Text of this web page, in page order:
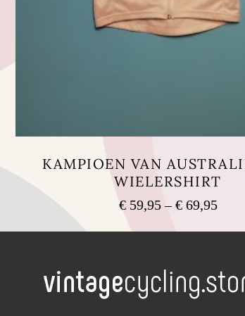
KAMPIOEN VAN
WIELERSHIRT
€59,95 –€69,95
€
bis
Varianten